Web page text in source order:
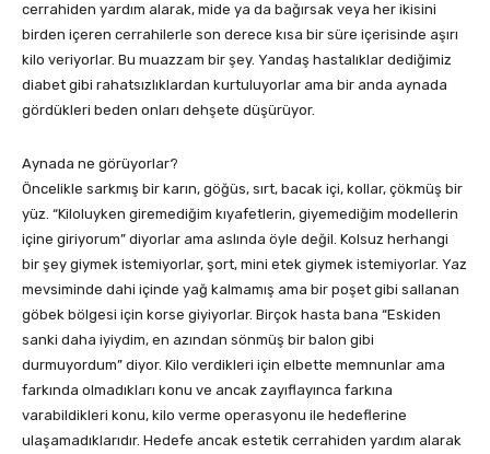
cerrahiden yardım alarak, mide ya da bağırsak veya her ikisini
birden içeren cerrahilerle son derece kısa bir süre içerisinde aşırı
kilo veriyorlar. Bu muazzam bir şey. Yandaş hastalıklar dediğimiz
diabet gibi rahatsızlıklardan kurtuluyorlar ama bir anda aynada
gördükleri beden onları dehşete düşürüyor.
Aynada ne görüyorlar?
Öncelikle sarkmış bir karın, göğüs, sırt, bacak içi, kollar, çökmüş bir
yüz. “Kiloluyken giremediğim kıyafetlerin, giyemediğim modellerin
içine giriyorum” diyorlar ama aslında öyle değil. Kolsuz herhangi
bir şey giymek istemiyorlar, şort, mini etek giymek istemiyorlar. Yaz
mevsiminde dahi içinde yağ kalmamış ama bir poşet gibi sallanan
göbek bölgesi için korse giyiyorlar. Birçok hasta bana “Eskiden
sanki daha iyiydim, en azından sönmüş bir balon gibi
durmuyordum” diyor. Kilo verdikleri için elbette memnunlar ama
farkında olmadıkları konu ve ancak zayıflayınca farkına
varabildikleri konu, kilo verme operasyonu ile hedeflerine
ulaşamadıklarıdır. Hedefe ancak estetik cerrahiden yardım alarak